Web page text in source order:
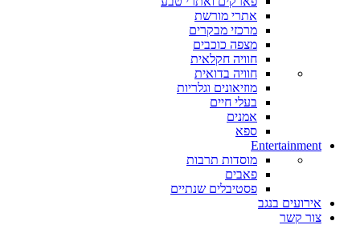
אתרי מורשת
מרכזי מבקרים
מצפה כוכבים
חוויה חקלאית
חוויה בדואית
מוזיאונים וגלריות
בעלי חיים
אמנים
ספא
Entertainment
מוסדות תרבות
פאבים
פסטיבלים שנתיים
אירועים בנגב
צור קשר